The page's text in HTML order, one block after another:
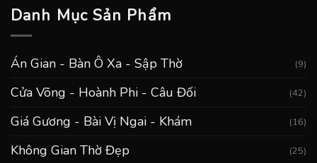
Danh Mục Sản Phẩm
Án Gian - Bàn Ô Xa - Sập Thờ (9)
Cửa Võng - Hoành Phi - Câu Đối (42)
Giá Gương - Bài Vị Ngai - Khám (16)
Không Gian Thờ Đẹp (25)